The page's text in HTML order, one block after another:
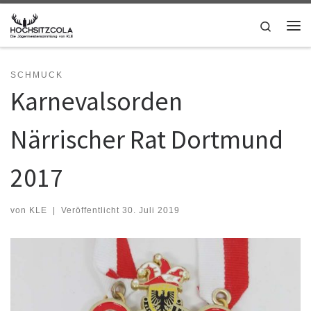
Zum Inhalt springen
Search
SCHMUCK
Karnevalsorden
Närrischer Rat Dortmund
2017
von KLE Veröffentlicht 30. Juli 2019